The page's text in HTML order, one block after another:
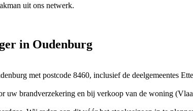
uit ons netwerk.
in Oudenburg
met postcode 8460, inclusief de deelgemeentes
uw brandverzekering en bij verkoop van de woning